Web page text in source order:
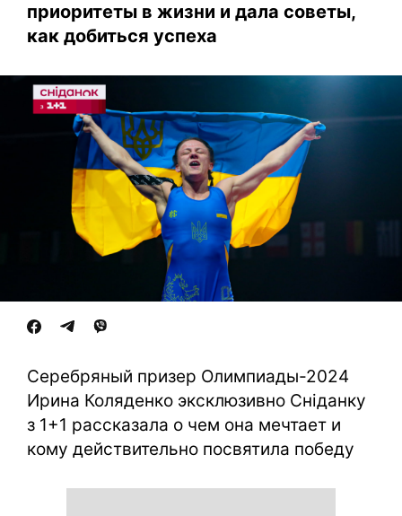
приоритеты в жизни и дала советы,
как добиться успеха
Серебряный призер Олимпиады-2024
Ирина Коляденко эксклюзивно Сніданку
з 1+1 рассказала о чем она мечтает и
кому действительно посвятила победу